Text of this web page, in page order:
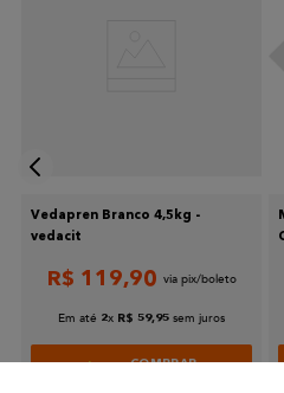
Enviar
Vedapren Branco 4,5kg -
vedacit
R$ 119,90
Em até 2x R$ 59,95 sem juros
COMPRAR